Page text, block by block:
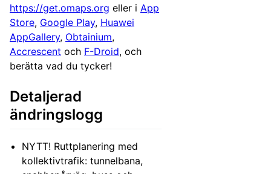
https://get.omaps.org eller i App
Store, Google Play, Huawei
AppGallery, Obtainium,
Accrescent och F-Droid, och
berätta vad du tycker!
Detaljerad
ändringslogg
NYTT! Ruttplanering med
kollektivtrafik: tunnelbana,